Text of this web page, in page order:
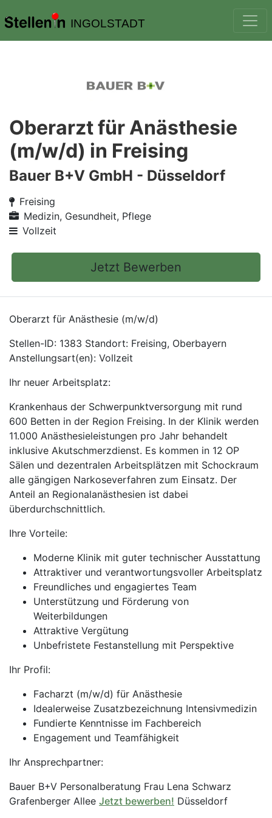
INGOLSTADT
Oberarzt für Anästhesie
(m/w/d) in Freising
Bauer B+V GmbH - Düsseldorf
Freising
Medizin, Gesundheit, Pflege
Vollzeit
Jetzt Bewerben
Oberarzt für Anästhesie (m/w/d)
Stellen-ID: 1383 Standort: Freising, Oberbayern
Anstellungsart(en): Vollzeit
Ihr neuer Arbeitsplatz:
Krankenhaus der Schwerpunktversorgung mit rund
600 Betten in der Region Freising. In der Klinik werden
11.000 Anästhesieleistungen pro Jahr behandelt
inklusive Akutschmerzdienst. Es kommen in 12 OP
Sälen und dezentralen Arbeitsplätzen mit Schockraum
alle gängigen Narkoseverfahren zum Einsatz. Der
Anteil an Regionalanästhesien ist dabei
überdurchschnittlich.
Ihre Vorteile:
Moderne Klinik mit guter technischer Ausstattung
Attraktiver und verantwortungsvoller Arbeitsplatz
Freundliches und engagiertes Team
Unterstützung und Förderung von
Weiterbildungen
Attraktive Vergütung
Unbefristete Festanstellung mit Perspektive
Ihr Profil:
Facharzt (m/w/d) für Anästhesie
Idealerweise Zusatzbezeichnung Intensivmedizin
Fundierte Kenntnisse im Fachbereich
Engagement und Teamfähigkeit
Ihr Ansprechpartner:
Bauer B+V Personalberatung Frau Lena Schwarz
Grafenberger Allee Jetzt bewerben! Düsseldorf